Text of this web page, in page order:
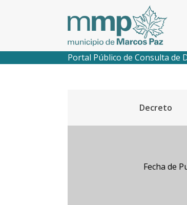
Portal Público de Consulta de
Decreto
Fecha de